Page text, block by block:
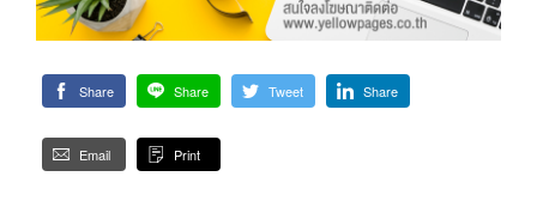
Share Share Tweet Share
Email Print